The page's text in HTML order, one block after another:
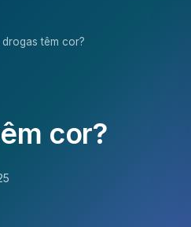
drogas têm cor?
cor?